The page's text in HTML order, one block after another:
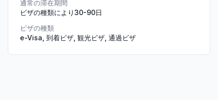
通常の滞在期間
ビザの種類により30-90日
ビザの種類
e-Visa, 到着ビザ, 観光ビザ, 通過ビザ